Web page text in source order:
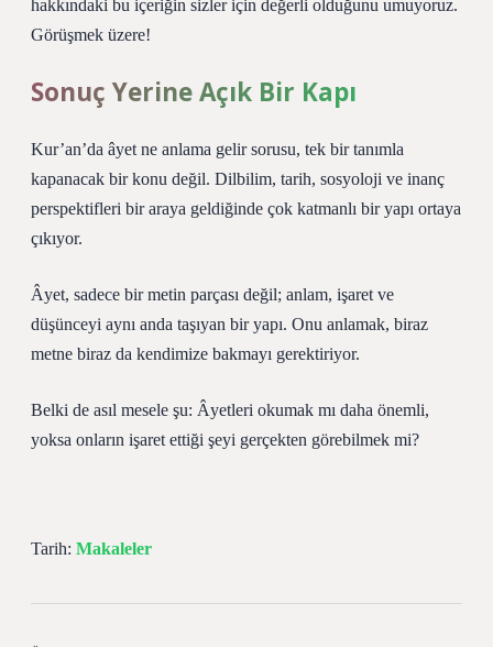
hakkındaki bu içeriğin sizler için değerli olduğunu umuyoruz.
Görüşmek üzere!
Sonuç Yerine Açık Bir Kapı
Kur’an’da âyet ne anlama gelir sorusu, tek bir tanımla
kapanacak bir konu değil. Dilbilim, tarih, sosyoloji ve inanç
perspektifleri bir araya geldiğinde çok katmanlı bir yapı ortaya
çıkıyor.
Âyet, sadece bir metin parçası değil; anlam, işaret ve
düşünceyi aynı anda taşıyan bir yapı. Onu anlamak, biraz
metne biraz da kendimize bakmayı gerektiriyor.
Belki de asıl mesele şu: Âyetleri okumak mı daha önemli,
yoksa onların işaret ettiği şeyi gerçekten görebilmek mi?
Tarih: Makaleler